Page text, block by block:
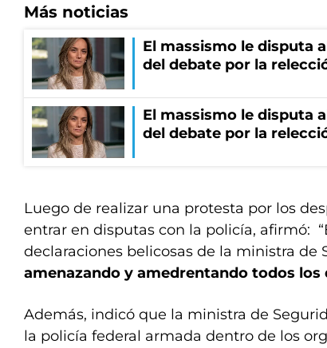
Más noticias
El massismo le disputa
del debate por la
El massismo le disputa
del debate por la
Luego de realizar una protesta por los
entrar en disputas con la policía, afirmó:
declaraciones belicosas de la ministra de
amenazando y amedrentando todos los
Además, indicó que la ministra de
la policía federal armada dentro de los